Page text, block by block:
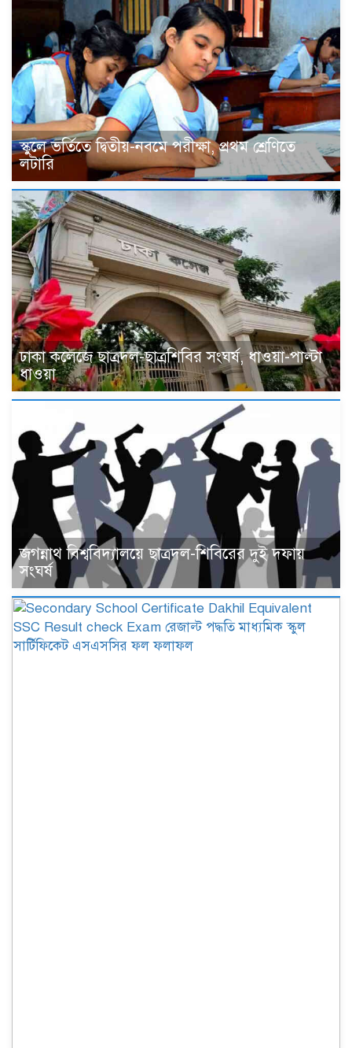
স্কুলে ভর্তিতে দ্বিতীয়-নবমে পরীক্ষা, প্রথম শ্রেণিতে
লটারি
ঢাকা কলেজে ছাত্রদল-ছাত্রশিবির সংঘর্ষ, ধাওয়া-পাল্টা
ধাওয়া
জগন্নাথ বিশ্ববিদ্যালয়ে ছাত্রদল-শিবিরের দুই দফায়
সংঘর্ষ